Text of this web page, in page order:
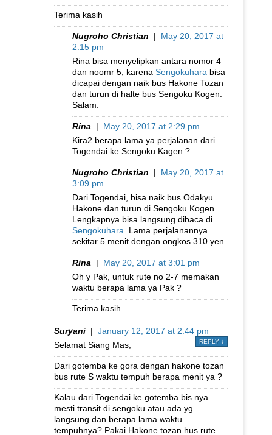
Terima kasih
Nugroho Christian | May 20, 2017 at
2:15 pm
Rina bisa menyelipkan antara nomor 4
dan noomr 5, karena Sengokuhara bisa
dicapai dengan naik bus Hakone Tozan
dan turun di halte bus Sengoku Kogen.
Salam.
Rina | May 20, 2017 at 2:29 pm
Kira2 berapa lama ya perjalanan dari
Togendai ke Sengoku Kagen ?
Nugroho Christian | May 20, 2017 at
3:09 pm
Dari Togendai, bisa naik bus Odakyu
Hakone dan turun di Sengoku Kogen.
Lengkapnya bisa langsung dibaca di
Sengokuhara . Lama perjalanannya
sekitar 5 menit dengan ongkos 310 yen.
Rina | May 20, 2017 at 3:01 pm
Oh y Pak, untuk rute no 2-7 memakan
waktu berapa lama ya Pak ?
Terima kasih
Suryani | January 12, 2017 at 2:44 pm
REPLY ↓
Selamat Siang Mas,
Dari gotemba ke gora dengan hakone tozan
bus rute S waktu tempuh berapa menit ya ?
Kalau dari Togendai ke gotemba bis nya
mesti transit di sengoku atau ada yg
langsung dan berapa lama waktu
tempuhnya? Pakai Hakone tozan hus rute